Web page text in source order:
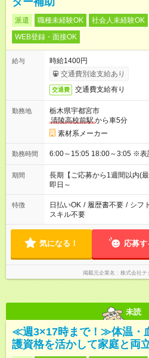
派遣 職種未経験OK 社会人未経験OK
WEB登録・面接OK
給与
時給1400円
交通費別途支給あり
交通費 交通費支給有り
勤務地
栃木県宇都宮市
清陵高校前駅から車5分
素材系メーカー
勤務時間 6:00～
期間
長期【ご応募から1週間以内(
即日～
特徴 日払いOK / 履歴書不要 / シフ
スキル不要
気になる！ 応募す
掲載元企業名 株式会社テ
未読
≪週3×17時まで！≫体温・
護資格を活かして家庭と両